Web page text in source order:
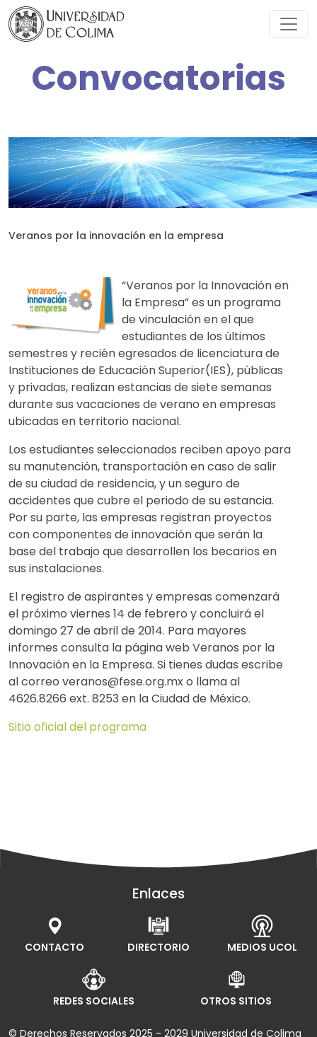
Convocatorias
Veranos por la innovación en la empresa
“Veranos por la Innovación en
la Empresa” es un programa
de vinculación en el que
estudiantes de los últimos
semestres y recién egresados de licenciatura de
Instituciones de Educación Superior(IES), públicas
y privadas, realizan estancias de siete semanas
durante sus vacaciones de verano en empresas
ubicadas en territorio nacional.
Los estudiantes seleccionados reciben apoyo para
su manutención, transportación en caso de salir
de su ciudad de residencia, y un seguro de
accidentes que cubre el periodo de su estancia.
Por su parte, las empresas registran proyectos
con componentes de innovación que serán la
base del trabajo que desarrollen los becarios en
sus instalaciones.
El registro de aspirantes y empresas comenzará
el próximo viernes 14 de febrero y concluirá el
domingo 27 de abril de 2014. Para mayores
informes consulta la página web Veranos por la
Innovación en la Empresa. Si tienes dudas escribe
al correo veranos@fese.org.mx o llama al
4626.8266 ext. 8253 en la Ciudad de México.
Sitio oficial del programa
Enlaces
CONTACTO DIRECTORIO MEDIOS UCOL
REDES SOCIALES OTROS SITIOS
© Derechos Reservados 2025 - 2029 Universidad de Colima